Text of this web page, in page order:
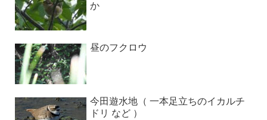
か
昼のフクロウ
今田遊水地（ 一本足立ちのイカルチ
ドリ など ）